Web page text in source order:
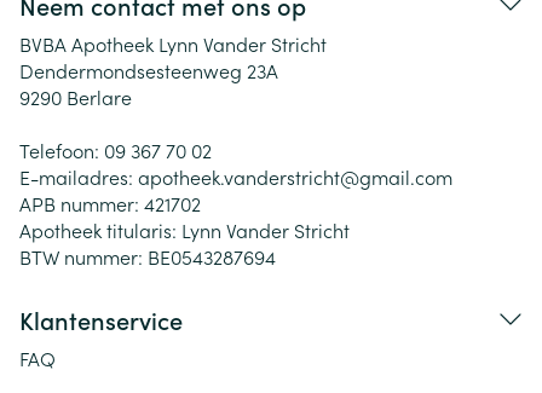
BVBA Apotheek Lynn Vander Stricht
Dendermondsesteenweg 23A
9290 Berlare
Telefoon: 09 367 70 02
E-mailadres: apotheek.vanderstricht@gmail.com
APB nummer: 421702
Apotheek titularis: Lynn Vander Stricht
BTW nummer: BE0543287694
Klantenservice
FAQ